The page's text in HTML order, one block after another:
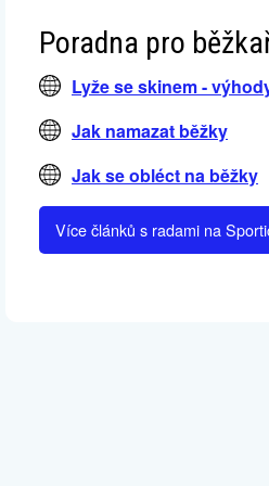
Poradna pro
Lyže se skinem -
Jak namazat běžky
Jak se obléct na běžky
Více článků s radami na